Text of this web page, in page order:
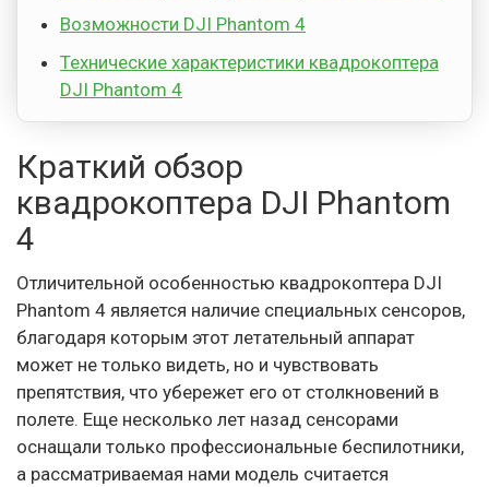
Возможности DJI Phantom 4
Технические характеристики квадрокоптера
DJI Phantom 4
Краткий обзор
квадрокоптера DJI Phantom
4
Отличительной особенностью квадрокоптера DJI
Phantom 4 является наличие специальных сенсоров,
благодаря которым этот летательный аппарат
может не только видеть, но и чувствовать
препятствия, что убережет его от столкновений в
полете. Еще несколько лет назад сенсорами
оснащали только профессиональные беспилотники,
а рассматриваемая нами модель считается